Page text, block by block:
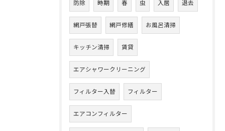
防除 時期 春 虫 入居 退去
網戸張替 網戸修繕 お風呂清掃
キッチン清掃 賃貸
エアシャワークリーニング
フィルター入替 フィルター
エアコンフィルター